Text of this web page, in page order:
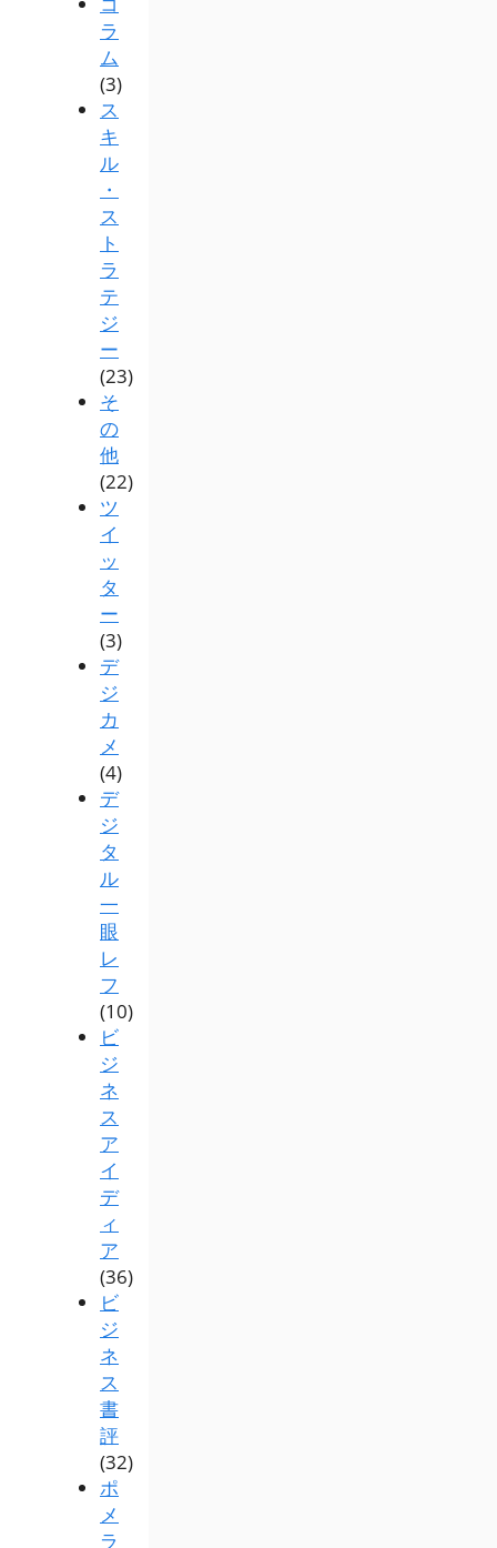
ラ
ム
(3)
ス
キ
ル
・
ス
ト
ラ
テ
ジ
ー
(23)
そ
の
他
(22)
ツ
イ
ッ
タ
ー
(3)
デ
ジ
カ
メ
(4)
デ
ジ
タ
ル
一
眼
レ
フ
(10)
ビ
ジ
ネ
ス
ア
イ
デ
ィ
ア
(36)
ビ
ジ
ネ
ス
書
評
(32)
ポ
メ
ラ